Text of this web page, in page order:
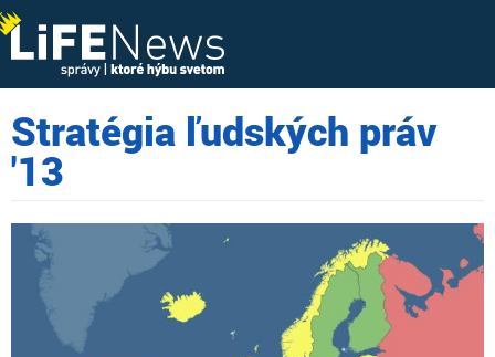
Stratégia ľudských práv
'13